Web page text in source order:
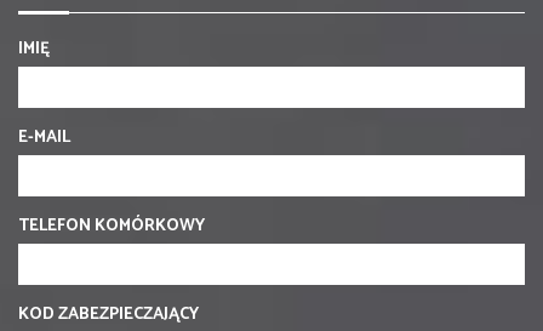
IMIĘ
E-MAIL
TELEFON KOMÓRKOWY
KOD ZABEZPIECZAJĄCY